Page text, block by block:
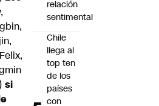
si
relación
sentimental
Chile
llega al
top ten
de los
países
con